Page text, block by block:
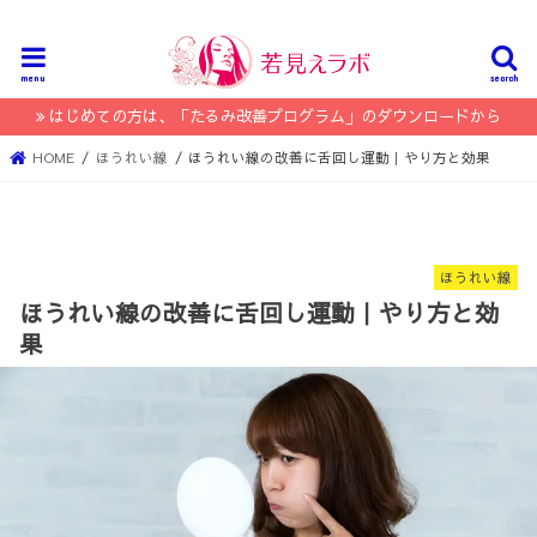
search
menu
はじめての方は、「たるみ改善プログラム」のダウンロードから
HOME ほうれい線 ほうれい線の改善に舌回し運動｜やり方と効果
ほうれい線
ほうれい線の改善に舌回し運動｜やり方と効
果